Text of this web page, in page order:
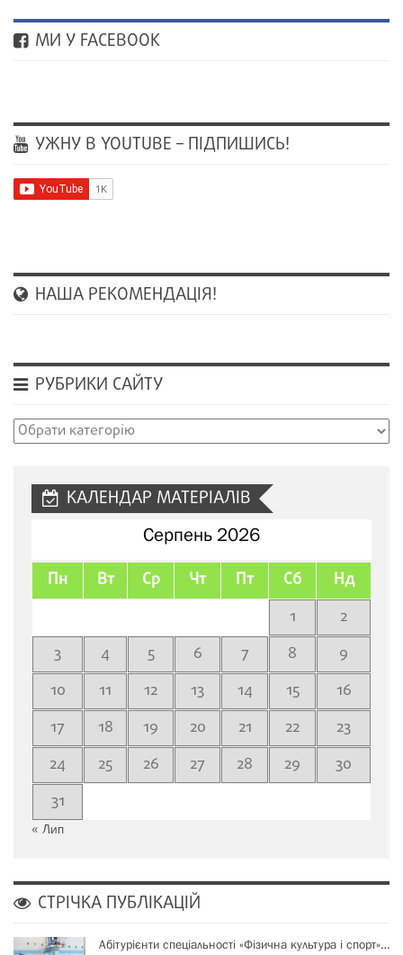
МИ У FACEBOOK
УЖНУ В YOUTUBE – ПІДПИШИСЬ!
НАША РЕКОМЕНДАЦІЯ!
РУБРИКИ САЙТУ
Рубрики
КАЛЕНДАР МАТЕРІАЛІВ
Серпень 2026
Пн Вт Ср Чт Пт Сб Нд
1
2
3
4 5 6 7 8
9
10
11 12 13 14 15
16
17
18 19 20 21 22
23
24
25 26 27 28 29
30
31
« Лип
СТРІЧКА ПУБЛІКАЦІЙ
Абітурієнти спеціальності «Фізична культура і спорт»…